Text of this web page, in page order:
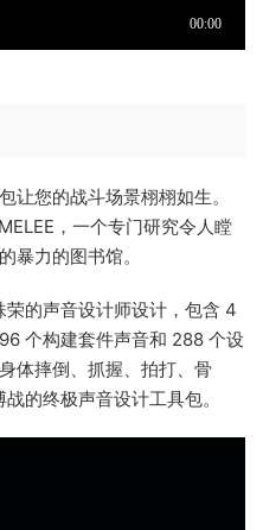
让您的战斗场景栩栩如生。
，一个专门研究令人瞠
暴力的图书馆。
荣的声音设计师设计，包含 4
个构建套件声音和 288 个设
体摔倒、抓握、拍打、骨
的终极声音设计工具包。